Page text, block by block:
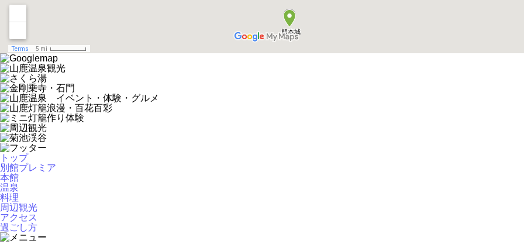
トップ
別館プレミア
本館
温泉
料理
周辺観光
アクセス
過ごし方